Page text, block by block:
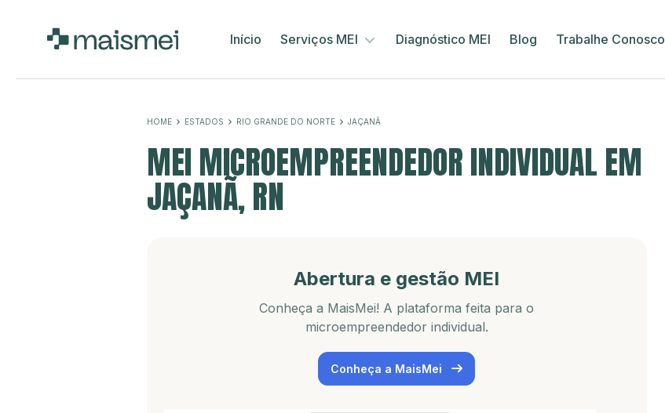
Início Serviços MEI Diagnóstico MEI Blog Trabalhe Conosco
HOME ESTADOS RIO GRANDE DO NORTE JAÇANÃ
MEI MICROEMPREENDEDOR INDIVIDUAL EM
JAÇANÃ, RN
Abertura e gestão MEI
Conheça a MaisMei! A plataforma feita para o
microempreendedor individual.
Conheça a MaisMei